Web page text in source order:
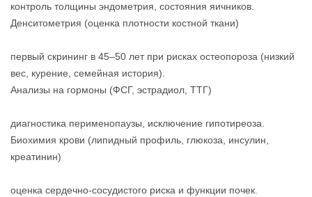
контроль толщины эндометрия, состояния яичников.
Денситометрия (оценка плотности костной ткани)
первый скрининг в 45–50 лет при рисках остеопороза (низкий
вес, курение, семейная история).
Анализы на гормоны (ФСГ, эстрадиол, ТТГ)
диагностика перименопаузы, исключение гипотиреоза.
Биохимия крови (липидный профиль, глюкоза, инсулин,
креатинин)
оценка сердечно‑сосудистого риска и функции почек.